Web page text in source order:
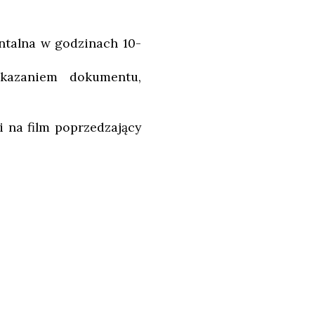
w godzinach 10-
dokumentu,
na film poprzedzający